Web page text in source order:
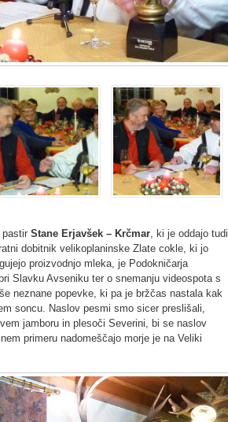
Stane Erjavšek – Krčmar, ki je oddajo tudi
dobitnik velikoplaninske Zlate cokle, ki jo
proizvodnjo mleka, je Podokničarja
Slavku Avseniku ter o snemanju videospota s
neznane popevke, ki pa je bržčas nastala kak
soncu. Naslov pesmi smo sicer preslišali,
jamboru in plesoči Severini, bi se naslov
primeru nadomeščajo morje je na Veliki